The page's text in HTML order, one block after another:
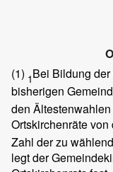
(1) 1Bei Bildung
bisherigen
den
Ortskirchenräte
Zahl der zu
legt der